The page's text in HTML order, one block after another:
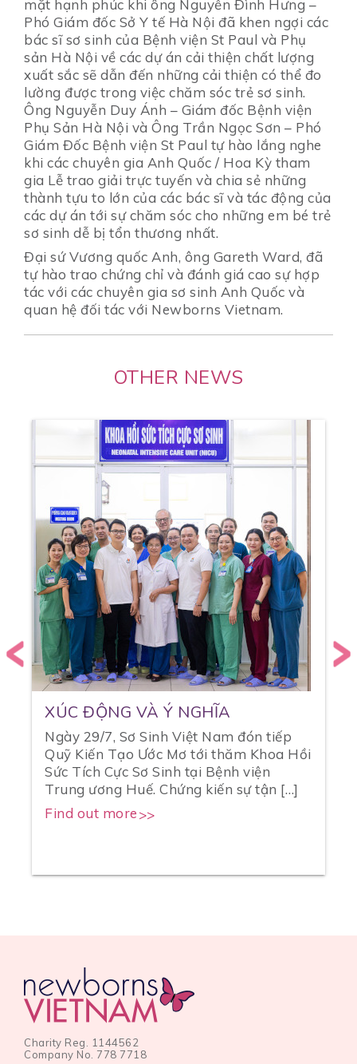
mặt hạnh phúc khi ông Nguyễn Đình Hưng –
Phó Giám đốc Sở Y tế Hà Nội đã khen ngợi các
bác sĩ sơ sinh của Bệnh viện St Paul và Phụ
sản Hà Nội về các dự án cải thiện chất lượng
xuất sắc sẽ dẫn đến những cải thiện có thể đo
lường được trong việc chăm sóc trẻ sơ sinh.
Ông Nguyễn Duy Ánh – Giám đốc Bệnh viện
Phụ Sản Hà Nội và Ông Trần Ngọc Sơn – Phó
Giám Đốc Bệnh viện St Paul tự hào lắng nghe
khi các chuyên gia Anh Quốc / Hoa Kỳ tham
gia Lễ trao giải trực tuyến và chia sẻ những
thành tựu to lớn của các bác sĩ và tác động của
các dự án tới sự chăm sóc cho những em bé trẻ
sơ sinh dễ bị tổn thương nhất.
Đại sứ Vương quốc Anh, ông Gareth Ward, đã
tự hào trao chứng chỉ và đánh giá cao sự hợp
tác với các chuyên gia sơ sinh Anh Quốc và
quan hệ đối tác với Newborns Vietnam.
OTHER NEWS
XÚC ĐỘNG VÀ Ý NGHĨA
Ngày 29/7, Sơ Sinh Việt Nam đón tiếp
Quỹ Kiến Tạo Ước Mơ tới thăm Khoa Hồi
Sức Tích Cực Sơ Sinh tại Bệnh viện
Trung ương Huế. Chứng kiến sự tận […]
Find out more
Charity Reg. 1144562
Company No. 778 7718